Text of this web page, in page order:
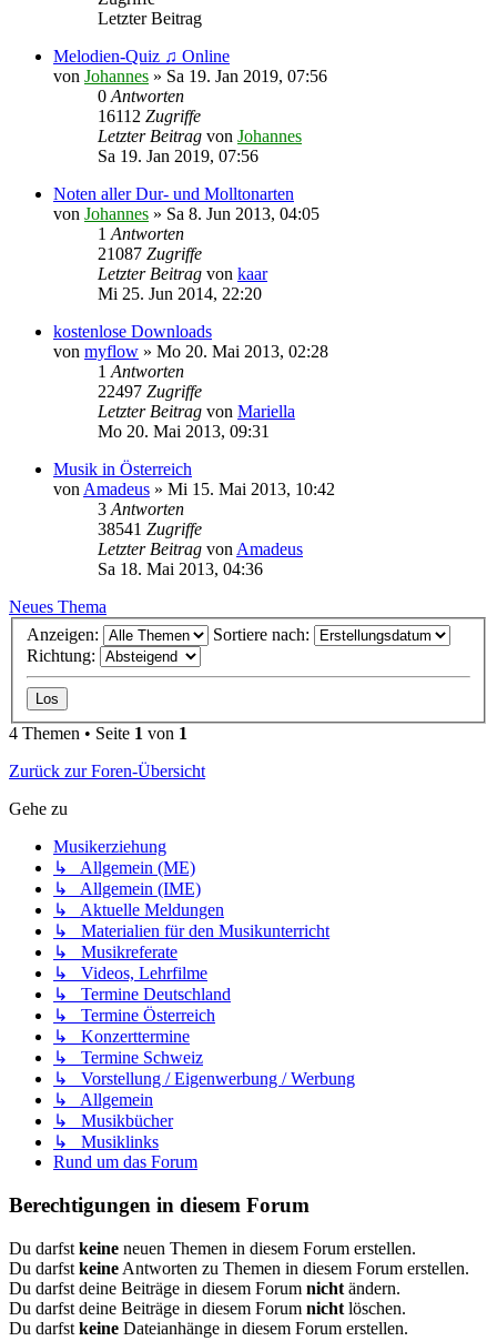
Letzter Beitrag
Melodien-Quiz ♫ Online
von Johannes » Sa 19. Jan 2019, 07:56
0 Antworten
16112 Zugriffe
Letzter Beitrag von Johannes
Sa 19. Jan 2019, 07:56
Noten aller Dur- und Molltonarten
von Johannes » Sa 8. Jun 2013, 04:05
1 Antworten
21087 Zugriffe
Letzter Beitrag von kaar
Mi 25. Jun 2014, 22:20
kostenlose Downloads
von myflow » Mo 20. Mai 2013, 02:28
1 Antworten
22497 Zugriffe
Letzter Beitrag von Mariella
Mo 20. Mai 2013, 09:31
Musik in Österreich
von Amadeus » Mi 15. Mai 2013, 10:42
3 Antworten
38541 Zugriffe
Letzter Beitrag von Amadeus
Sa 18. Mai 2013, 04:36
Neues Thema
Anzeigen:
Sortiere nach:
Richtung:
4 Themen • Seite 1 von 1
Zurück zur Foren-Übersicht
Gehe zu
Musikerziehung
↳ Allgemein (ME)
↳ Allgemein (IME)
↳ Aktuelle Meldungen
↳ Materialien für den Musikunterricht
↳ Musikreferate
↳ Videos, Lehrfilme
↳ Termine Deutschland
↳ Termine Österreich
↳ Konzerttermine
↳ Termine Schweiz
↳ Vorstellung / Eigenwerbung / Werbung
↳ Allgemein
↳ Musikbücher
↳ Musiklinks
Rund um das Forum
Berechtigungen in diesem Forum
Du darfst keine neuen Themen in diesem Forum erstellen.
Du darfst keine Antworten zu Themen in diesem Forum erstellen.
Du darfst deine Beiträge in diesem Forum nicht ändern.
Du darfst deine Beiträge in diesem Forum nicht löschen.
Du darfst keine Dateianhänge in diesem Forum erstellen.